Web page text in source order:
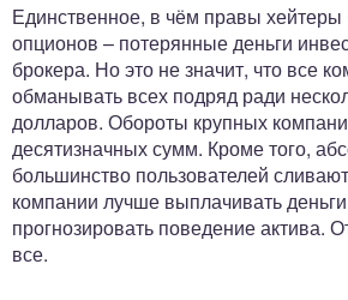
Единственное, в чём правы
опционов – потерянные деньги
брокера. Но это не значит, что все
обманывать всех подряд ради
долларов. Обороты крупных
десятизначных сумм. Кроме того,
большинство пользователей
компании лучше выплачивать
прогнозировать поведение актива.
все.